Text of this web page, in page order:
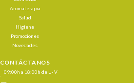
Aromaterapia
Salud
Higiene
Promociones
Novedades
CONTÁCTANOS
09:00h a 18:00h de L - V